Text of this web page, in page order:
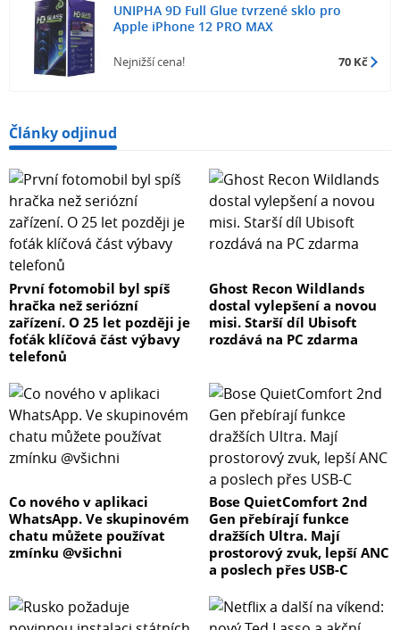
UNIPHA 9D Full Glue tvrzené sklo pro
Apple iPhone 12 PRO MAX
Nejnižší cena! 70 Kč
Články odjinud
První fotomobil byl spíš
hračka než seriózní
zařízení. O 25 let později je
foťák klíčová část výbavy
telefonů
Ghost Recon Wildlands
dostal vylepšení a novou
misi. Starší díl Ubisoft
rozdává na PC zdarma
Co nového v aplikaci
WhatsApp. Ve skupinovém
chatu můžete používat
zmínku @všichni
Bose QuietComfort 2nd
Gen přebírají funkce
dražších Ultra. Mají
prostorový zvuk, lepší ANC
a poslech přes USB-C